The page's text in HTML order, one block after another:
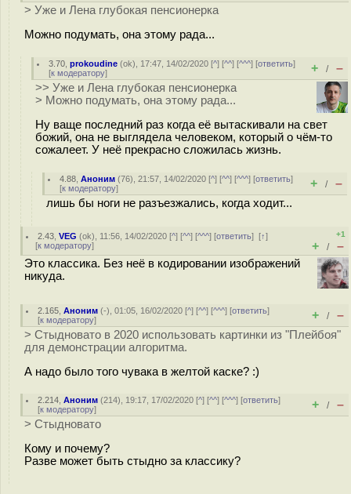
> Уже и Лена глубокая пенсионерка
Можно подумать, она этому рада...
3.70 ,prokoudine (ok), 17:47, 14/02/2020 [^] [^^] [^^^] [ответить]
[к модератору] + / –
>> Уже и Лена глубокая пенсионерка
> Можно подумать, она этому рада...
Ну ваще последний раз когда её вытаскивали на свет
божий, она не выглядела человеком, который о чём-то
сожалеет. У неё прекрасно сложилась жизнь.
4.88 ,Аноним (76), 21:57, 14/02/2020 [^] [^^] [^^^] [ответить]
[к модератору] + / –
лишь бы ноги не разъезжались, когда ходит...
2.43 ,VEG (ok), 11:56, 14/02/2020 [^] [^^] [^^^] [ответить][↑]
[к модератору]
+1
+ / –
Это классика. Без неё в кодировании изображений
никуда.
2.165 ,Аноним (-), 01:05, 16/02/2020 [^] [^^] [^^^] [ответить]
[к модератору] + / –
> Стыдновато в 2020 использовать картинки из "Плейбоя"
для демонстрации алгоритма.
А надо было того чувака в желтой каске? :)
2.214 ,Аноним (214), 19:17, 17/02/2020 [^] [^^] [^^^] [ответить]
[к модератору] + / –
> Стыдновато
Кому и почему?
Разве может быть стыдно за классику?